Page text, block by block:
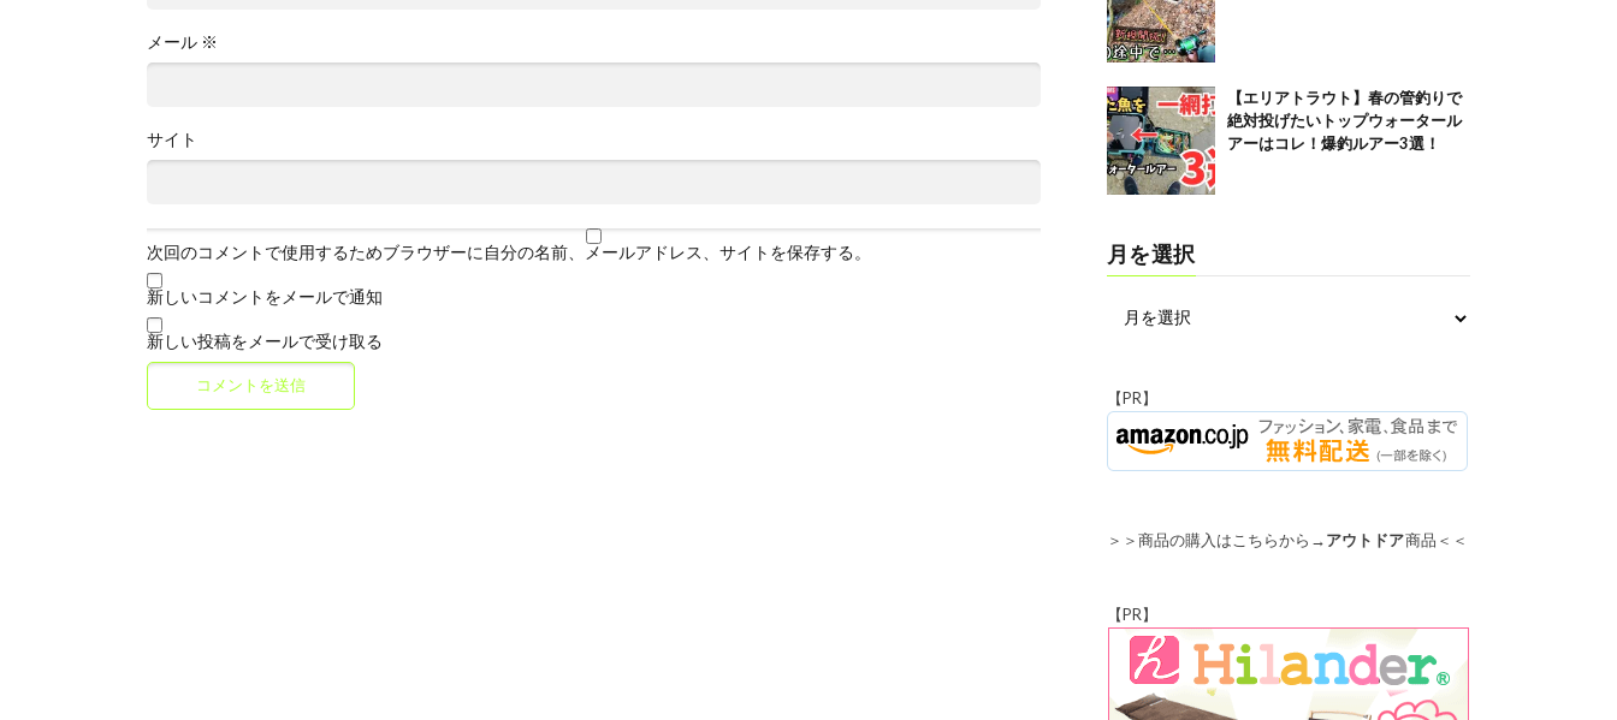
メール ※
サイト
次回のコメントで使用するためブラウザーに自分の名前、メールアドレス、サイトを保存する。
新しいコメントをメールで通知
新しい投稿をメールで受け取る
【エリアトラウト】春の管釣りで
絶対投げたいトップウォータール
アーはコレ！爆釣ルアー3選！
月を選択
【PR】
＞＞商品の購入はこちらから→アウトドア商品＜＜
【PR】